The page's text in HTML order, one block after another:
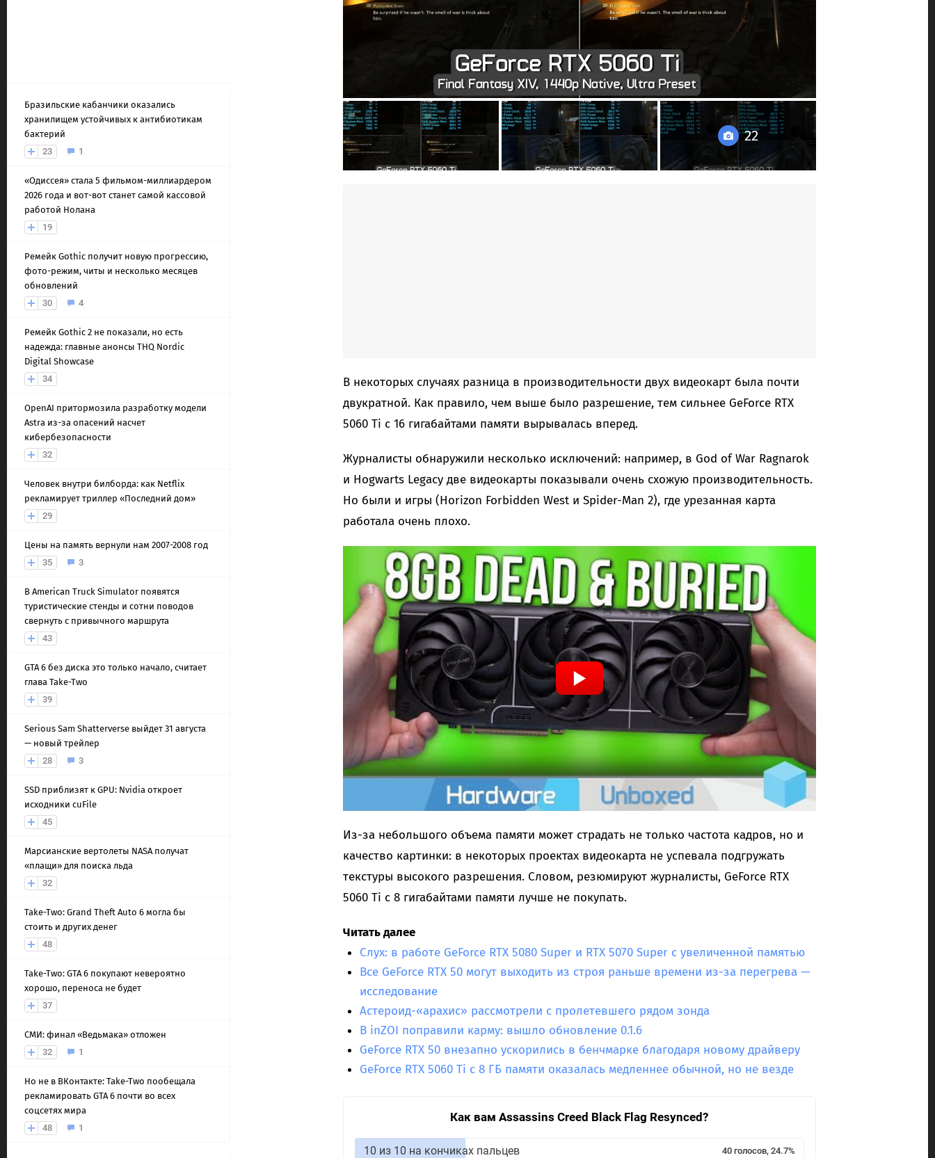
Бразильские кабанчики оказались
хранилищем устойчивых к антибиотикам
бактерий
23
1
«Одиссея» стала 5 фильмом-миллиардером
2026 года и вот-вот станет самой кассовой
работой Нолана
19
Ремейк Gothic получит новую прогрессию,
фото-режим, читы и несколько месяцев
обновлений
30
4
Ремейк Gothic 2 не показали, но есть
надежда: главные анонсы THQ Nordic
Digital Showcase
34
OpenAI притормозила разработку модели
Astra из-за опасений насчет
кибербезопасности
32
Человек внутри билборда: как Netflix
рекламирует триллер «Последний дом»
29
Цены на память вернули нам 2007-2008 год
35
3
В American Truck Simulator появятся
туристические стенды и сотни поводов
свернуть с привычного маршрута
43
GTA 6 без диска это только начало, считает
глава Take-Two
39
Serious Sam Shatterverse выйдет 31 августа
— новый трейлер
28
3
SSD приблизят к GPU: Nvidia откроет
исходники cuFile
45
Марсианские вертолеты NASA получат
«плащи» для поиска льда
32
Take-Two: Grand Theft Auto 6 могла бы
стоить и других денег
48
Take-Two: GTA 6 покупают невероятно
хорошо, переноса не будет
37
СМИ: финал «Ведьмака» отложен
32
1
Но не в ВКонтакте: Take-Two пообещала
рекламировать GTA 6 почти во всех
соцсетях мира
48
1
22
В некоторых случаях разница в производительности двух видеокарт была почти
двукратной. Как правило, чем выше было разрешение, тем сильнее GeForce RTX
5060 Ti с 16 гигабайтами памяти вырывалась вперед.
Журналисты обнаружили несколько исключений: например, в God of War Ragnarok
и Hogwarts Legacy две видеокарты показывали очень схожую производительность.
Но были и игры (Horizon Forbidden West и Spider-Man 2), где урезанная карта
работала очень плохо.
Из-за небольшого объема памяти может страдать не только частота кадров, но и
качество картинки: в некоторых проектах видеокарта не успевала подгружать
текстуры высокого разрешения. Словом, резюмируют журналисты, GeForce RTX
5060 Ti с 8 гигабайтами памяти лучше не покупать.
Читать далее
Слух: в работе GeForce RTX 5080 Super и RTX 5070 Super с увеличенной памятью
Все GeForce RTX 50 могут выходить из строя раньше времени из-за перегрева —
исследование
Астероид-«арахис» рассмотрели с пролетевшего рядом зонда
В inZOI поправили карму: вышло обновление 0.1.6
GeForce RTX 50 внезапно ускорились в бенчмарке благодаря новому драйверу
GeForce RTX 5060 Ti с 8 ГБ памяти оказалась медленнее обычной, но не везде
Как вам Assassins Creed Black Flag Resynced?
10 из 10 на кончиках пальцев 40 голосов, 24.7%